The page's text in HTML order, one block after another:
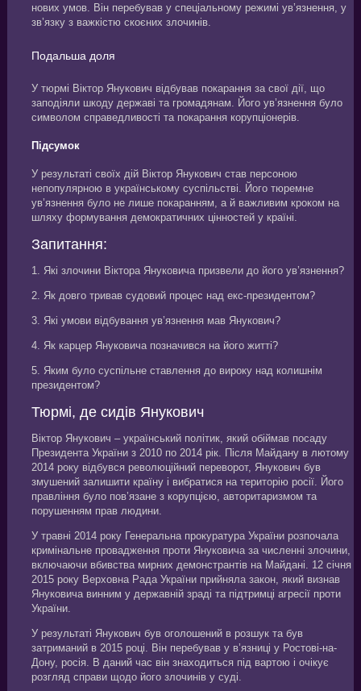
нових умов. Він перебував у спеціальному режимі ув’язнення, у
зв’язку з важкістю скоєних злочинів.
Подальша доля
У тюрмі Віктор Янукович відбував покарання за свої дії, що
заподіяли шкоду державі та громадянам. Його ув’язнення було
символом справедливості та покарання корупціонерів.
Підсумок
У результаті своїх дій Віктор Янукович став персоною
непопулярною в українському суспільстві. Його тюремне
ув’язнення було не лише покаранням, а й важливим кроком на
шляху формування демократичних цінностей у країні.
Запитання:
1. Які злочини Віктора Януковича призвели до його ув’язнення?
2. Як довго тривав судовий процес над екс-президентом?
3. Які умови відбування ув’язнення мав Янукович?
4. Як карцер Януковича позначився на його житті?
5. Яким було суспільне ставлення до вироку над колишнім
президентом?
Тюрмі, де сидів Янукович
Віктор Янукович – український політик, який обіймав посаду
Президента України з 2010 по 2014 рік. Після Майдану в лютому
2014 року відбувся революційний переворот, Янукович був
змушений залишити країну і вибратися на територію росії. Його
правління було пов’язане з корупцією, авторитаризмом та
порушенням прав людини.
У травні 2014 року Генеральна прокуратура України розпочала
кримінальне провадження проти Януковича за численні злочини,
включаючи вбивства мирних демонстрантів на Майдані. 12 січня
2015 року Верховна Рада України прийняла закон, який визнав
Януковича винним у державній зраді та підтримці агресії проти
України.
У результаті Янукович був оголошений в розшук та був
затриманий в 2015 році. Він перебував у в’язниці у Ростові-на-
Дону, росія. В даний час він знаходиться під вартою і очікує
розгляд справи щодо його злочинів у суді.